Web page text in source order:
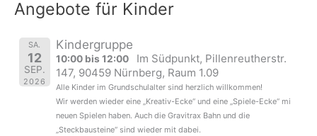
Angebote für Kinder
SA.
12
SEP.
2026
Kindergruppe
10:00 bis 12:00
Im Südpunkt, Pillenreutherstr.
147, 90459 Nürnberg, Raum 1.09
Alle Kinder im Grundschulalter sind herzlich willkommen!
Wir werden wieder eine „Kreativ-Ecke“ und eine „Spiele-Ecke“ mi
neuen Spielen haben. Auch die Gravitrax Bahn und die
„Steckbausteine“ sind wieder mit dabei.